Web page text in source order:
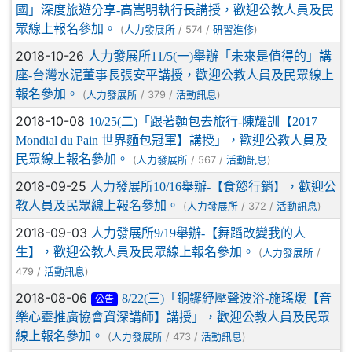
國」深度旅遊分享-高嵩明執行長講授，歡迎公教人員及民
眾線上報名參加。
( 人力發展所 / 574 / 研習進修)
2018-10-26 人力發展所11/5(一)舉辦「未來是值得的」講
座-台灣水泥董事長張安平講授，歡迎公教人員及民眾線上
報名參加。
( 人力發展所 / 379 / 活動訊息 )
2018-10-08 10/25(二)「跟著麵包去旅行-陳耀訓【2017
Mondial du Pain 世界麵包冠軍】講授」，歡迎公教人員及
民眾線上報名參加。
( 人力發展所 / 567 / 活動訊息 )
2018-09-25 人力發展所10/16舉辦-【食慾行銷】，歡迎公
教人員及民眾線上報名參加。
( 人力發展所 / 372 / 活動訊息 )
2018-09-03 人力發展所9/19舉辦-【舞蹈改變我的人
生】，歡迎公教人員及民眾線上報名參加。
( 人力發展所 /
479 / 活動訊息 )
2018-08-06 公告
8/22(三)「銅鑼紓壓聲波浴-施瑤煖【音
樂心靈推廣協會資深講師】講授」，歡迎公教人員及民眾
線上報名參加。
( 人力發展所 / 473 / 活動訊息 )